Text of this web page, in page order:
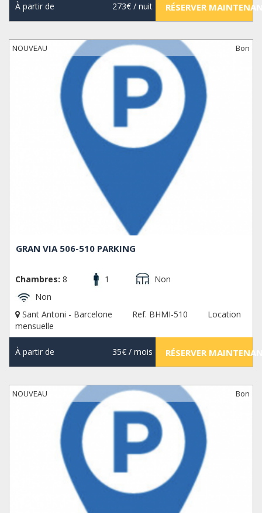
À partir de 273€/ nuit RÉSERVER
NOUVEAU Bon
GRAN VIA 506-510 PARKING
Chambres: 8 1
Non
Non
Sant Antoni - Barcelone
Ref. BHMI-510
Location
mensuelle
À partir de 35€/ mois RÉSERVER
NOUVEAU Bon